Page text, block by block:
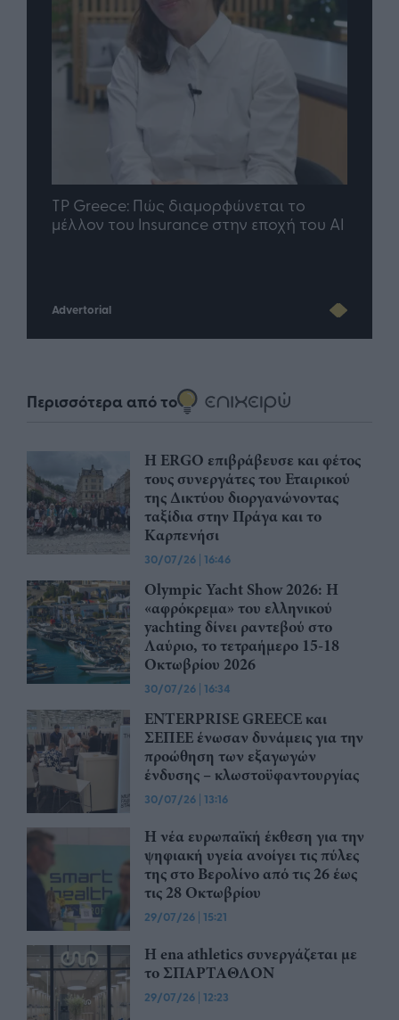
TP Greece: Πώς διαμορφώνεται το
μέλλον του Insurance στην εποχή του AI
Advertorial
Περισσότερα από το
Η ERGO επιβράβευσε και φέτος
τους συνεργάτες του Εταιρικού
της Δικτύου διοργανώνοντας
ταξίδια στην Πράγα και το
Καρπενήσι
30/07/26 | 16:46
Olympic Yacht Show 2026: Η
«αφρόκρεμα» του ελληνικού
yachting δίνει ραντεβού στο
Λαύριο, το τετραήμερο 15-18
Οκτωβρίου 2026
30/07/26 | 16:34
ENTERPRISE GREECE και
ΣΕΠΕΕ ένωσαν δυνάμεις για την
προώθηση των εξαγωγών
ένδυσης – κλωστοϋφαντουργίας
30/07/26 | 13:16
Η νέα ευρωπαϊκή έκθεση για την
ψηφιακή υγεία ανοίγει τις πύλες
της στο Βερολίνο από τις 26 έως
τις 28 Οκτωβρίου
29/07/26 | 15:21
Η ena athletics συνεργάζεται με
το ΣΠΑΡΤΑΘΛΟΝ
29/07/26 | 12:23